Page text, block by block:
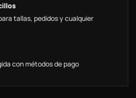
tallas, pedidos y cualquier
con métodos de pago